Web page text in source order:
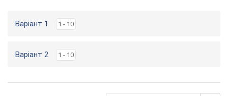
Варіант 1 1 - 10
Варіант 2 1 - 10